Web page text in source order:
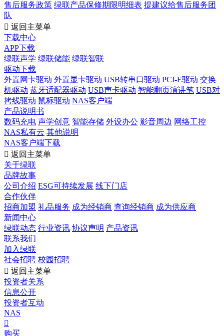
售后服务政策 绿联产品保修期限明细表 提建议给售后服务团
队
 返回主菜单
下载中心
APP下载
绿联声学 绿联储能 绿联智联
驱动下载
外置网卡驱动 外置显卡驱动 USB转串口驱动 PCI-E驱动 交换
机驱动 蓝牙适配器驱动 USB声卡驱动 智能翻页演讲笔 USB对
拷线驱动 鼠标驱动 NAS客户端
产品说明书
数码充电 声学创意 智能存储 外设办公 影音周边 网络工控
NAS私有云 其他说明
NAS客户端下载
 返回主菜单
关于绿联
品牌故事
公司介绍 ESG可持续发展 线下门店
合作伙伴
招商加盟 礼品服务 成为经销商 查询经销商 成为供应商
新闻中心
绿联动态 行业资讯 协议声明 产品资讯
联系我们
加入绿联
社会招聘 校园招聘
 返回主菜单
投资者关系
信息公开
投资者互动
NAS

购买